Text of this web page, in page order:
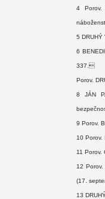
4 Porov.
5 DRUHÝ
6
337.
Porov.
8 JÁN
9 Porov.
10 Porov.
11
12
(17.
13